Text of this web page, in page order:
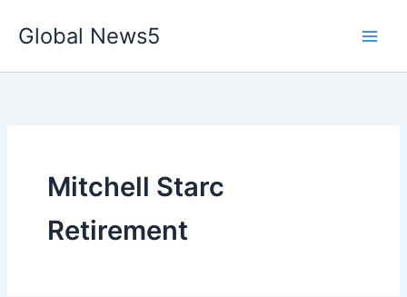
Global News5
Mitchell Starc
Retirement